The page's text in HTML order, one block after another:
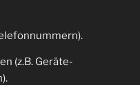
(z.B. Geräte-